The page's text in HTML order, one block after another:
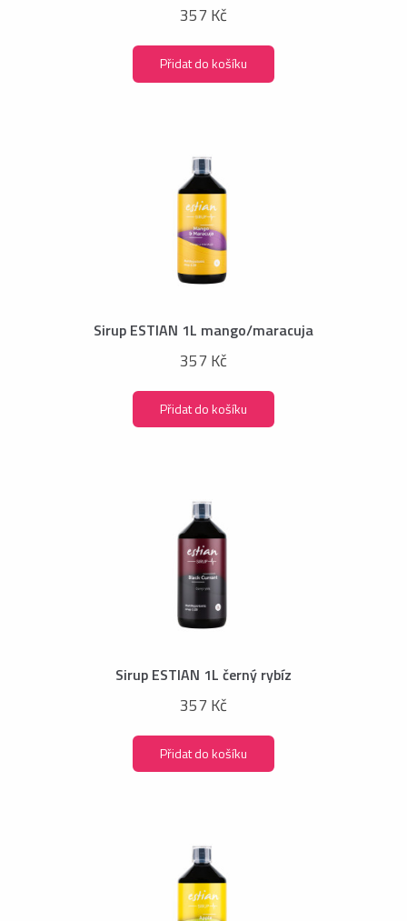
357 Kč
Přidat do košíku
Sirup ESTIAN 1L mango/maracuja
357 Kč
Přidat do košíku
Sirup ESTIAN 1L černý rybíz
357 Kč
Přidat do košíku